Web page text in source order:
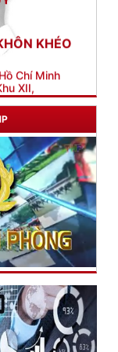
Chí Minh
XII,
1948.